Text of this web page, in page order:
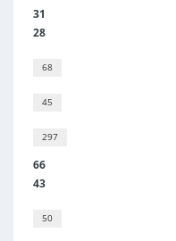
31
28
68
45
297
66
43
50